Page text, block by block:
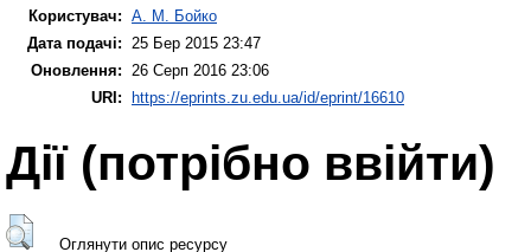
Користувач: А. М. Бойко
Дата подачі: 25 Бер 2015 23:47
Оновлення: 26 Серп 2016 23:06
URI:
https://eprints.zu.edu.ua/id/eprint/16610
Дії ​​(потрібно ввійти)
Оглянути опис ресурсу